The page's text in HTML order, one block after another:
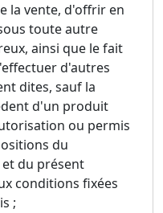
la vente, d'offrir en
toute autre
ainsi que le fait
d'autres
dites, sauf la
d'un produit
ou permis
du
et du présent
conditions fixées
;